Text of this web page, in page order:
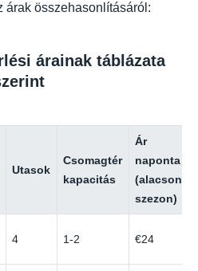
árak összehasonlításáról:
árainak táblázata
Utasok
Csomagtér
kapacitás
Ár
naponta
(alacsony
szezon)
4 1-2 €24